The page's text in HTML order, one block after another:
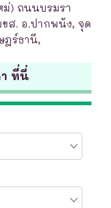
ม่) ถนนบรมรา
ส. อ.ปากพนัง, จุด
ฎร์ธานี,
า ที่นี่